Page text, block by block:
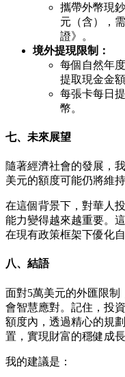
攜帶外幣現
元（含），
證》。
境外提現限制：
每個自然年
提取現金金
每張卡每日
幣。
七、未來展望
隨著經濟社會的發展，
美元的額度可能仍將維持
在這個背景下，對華人
能力變得越來越重要。
在現有政策框架下優化
八、結語
面對5萬美元的外匯限
會智慧應對。記住，投
額度內，透過精心的規
置，實現財富的穩健成長
我的建議是：